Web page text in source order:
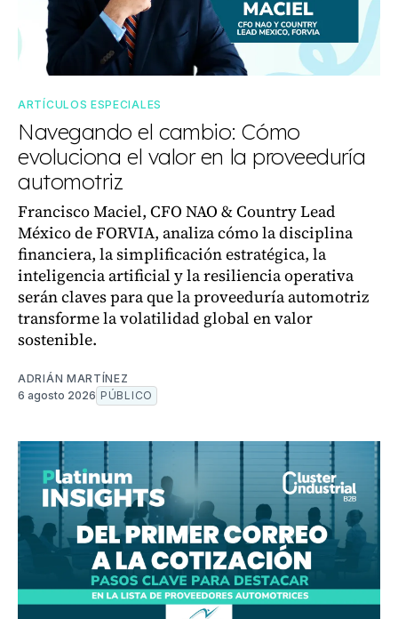
ARTÍCULOS ESPECIALES
Navegando el cambio: Cómo
evoluciona el valor en la proveeduría
automotriz
Francisco Maciel, CFO NAO & Country Lead
México de FORVIA, analiza cómo la disciplina
financiera, la simplificación estratégica, la
inteligencia artificial y la resiliencia operativa
serán claves para que la proveeduría automotriz
transforme la volatilidad global en valor
sostenible.
ADRIÁN MARTÍNEZ
6 agosto 2026 PÚBLICO